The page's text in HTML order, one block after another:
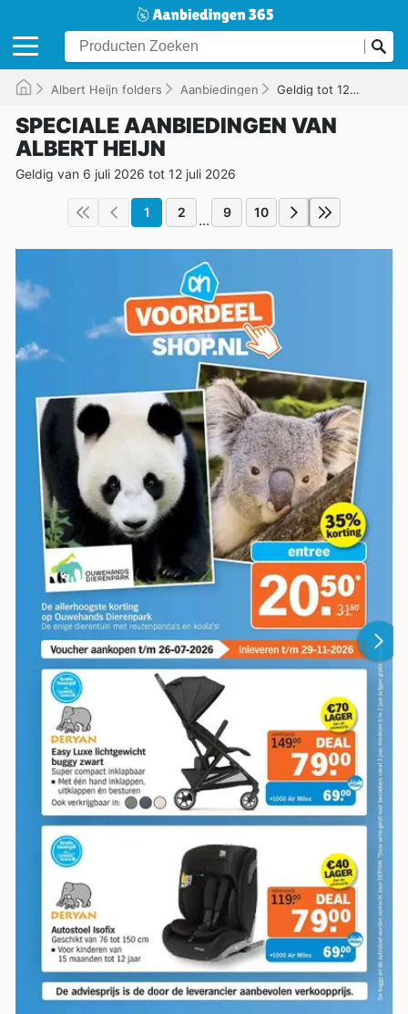
Albert Heijn folders Aanbiedingen Geldig tot 12-07-2026
SPECIALE AANBIEDINGEN VAN
ALBERT HEIJN
Geldig van 6 juli 2026 tot 12 juli 2026
1 2 ... 9 10